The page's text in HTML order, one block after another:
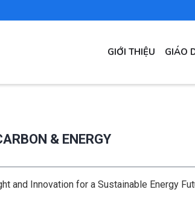
MAIN
NAVIGATION
GIỚI THIỆU GIÁO
& ENERGY
and Innovation for a Sustainable Energy